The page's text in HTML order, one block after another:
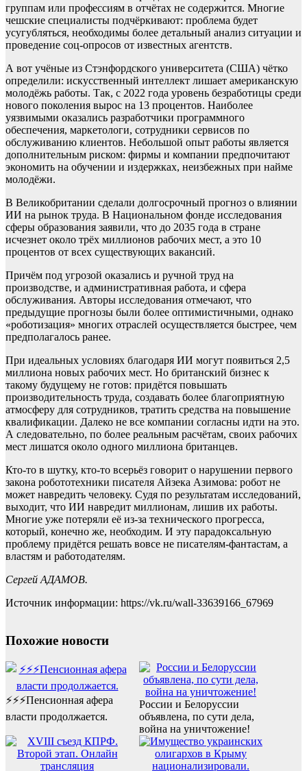
группам или профессиям в отчётах не содержится. Многие
чешские специалисты подчёркивают: проблема будет
усугубляться, необходимы более детальный анализ ситуации и
проведение соц-опросов от известных агентств.
А вот учёные из Стэнфордского университета (США) чётко
определили: искусственный интеллект лишает американскую
молодёжь работы. Так, с 2022 года уровень безработицы среди
нового поколения вырос на 13 процентов. Наиболее
уязвимыми оказались разработчики программного
обеспечения, маркетологи, сотрудники сервисов по
обслуживанию клиентов. Небольшой опыт работы является
дополнительным риском: фирмы и компании предпочитают
экономить на обучении и издержках, неизбежных при найме
молодёжи.
В Великобритании сделали долгосрочный прогноз о влиянии
ИИ на рынок труда. В Национальном фонде исследования
сферы образования заявили, что до 2035 года в стране
исчезнет около трёх миллионов рабочих мест, а это 10
процентов от всех существующих вакансий.
Причём под угрозой оказались и ручной труд на
производстве, и административная работа, и сфера
обслуживания. Авторы исследования отмечают, что
предыдущие прогнозы были более оптимистичными, однако
«роботизация» многих отраслей осуществляется быстрее, чем
предполагалось ранее.
При идеальных условиях благодаря ИИ могут появиться 2,5
миллиона новых рабочих мест. Но британский бизнес к
такому будущему не готов: придётся повышать
производительность труда, создавать более благоприятную
атмосферу для сотрудников, тратить средства на повышение
квалификации. Далеко не все компании согласны идти на это.
А следовательно, по более реальным расчётам, своих рабочих
мест лишатся около одного миллиона британцев.
Кто-то в шутку, кто-то всерьёз говорит о нарушении первого
закона робототехники писателя Айзека Азимова: робот не
может навредить человеку. Судя по результатам исследований,
выходит, что ИИ навредит миллионам, лишив их работы.
Многие уже потеряли её из-за технического прогресса,
который, конечно же, необходим. И эту парадоксальную
проблему придётся решать вовсе не писателям-фантастам, а
властям и работодателям.
Сергей АДАМОВ.
Источник информации: https://vk.ru/wall-33639166_67969
Похожие новости
⚡️⚡️⚡️Пенсионная афера
власти продолжается.
России и Белоруссии
объявлена, по сути дела,
война на уничтожение!